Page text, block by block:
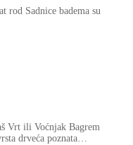
rod Sadnice badema su
Vrt ili Voćnjak Bagrem
drveća poznata…